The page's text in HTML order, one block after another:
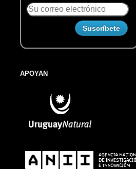
APOYAN